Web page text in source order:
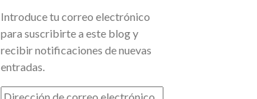
Introduce tu correo electrónico
para suscribirte a este blog y
recibir notificaciones de nuevas
entradas.
DIRECCIÓN